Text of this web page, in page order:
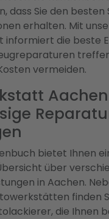
dass Sie den besten
erhalten. Mit
informiert die beste
vermeiden.
bietet Ihnen
über
in Aachen.
finden
die Ihnen